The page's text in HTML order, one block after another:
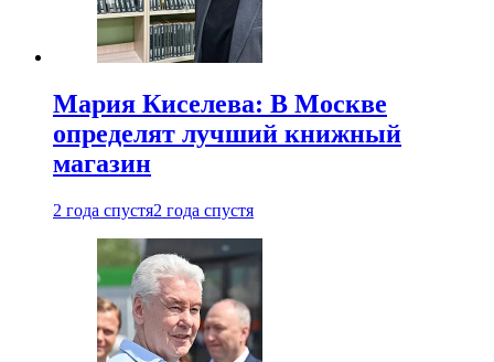
Мария Киселева: В Москве
определят лучший книжный
магазин
2 года спустя2 года спустя